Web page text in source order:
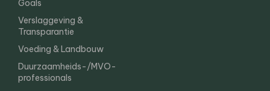
Goals
Verslaggeving &
Transparantie
Voeding & Landbouw
Duurzaamheids-/MVO-
professionals